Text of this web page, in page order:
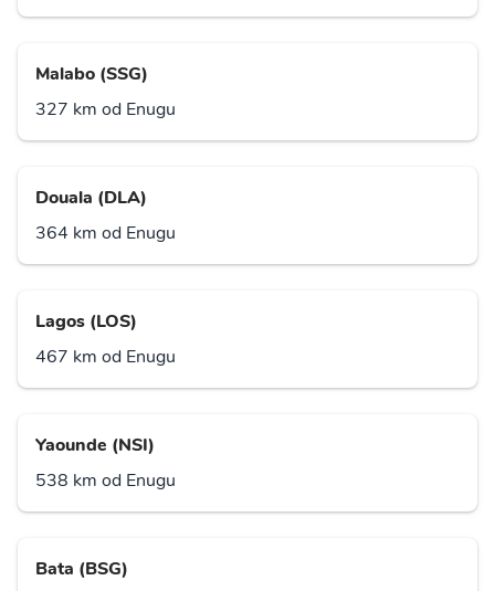
Malabo (SSG)
327 km od Enugu
Douala (DLA)
364 km od Enugu
Lagos (LOS)
467 km od Enugu
Yaounde (NSI)
538 km od Enugu
Bata (BSG)